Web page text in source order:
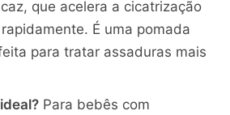
que acelera a cicatrização
É uma pomada
para tratar assaduras mais
Para bebês com